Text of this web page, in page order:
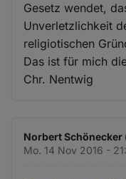
Gesetz wendet,
Unverletzlichkeit
religiotischen
Das ist für mich
Chr. Nentwig
Norbert
Mo. 14 Nov 2016 -